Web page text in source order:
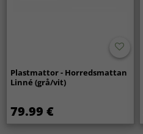
Plastmattor - Horredsmattan
Linné (grå/vit)
79.99 €